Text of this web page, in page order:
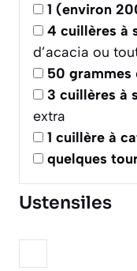
1 (environ
4 cuillères à
d’acacia ou
50 grammes
3 cuillères à
extra
1 cuillère à
quelques
Ustensiles